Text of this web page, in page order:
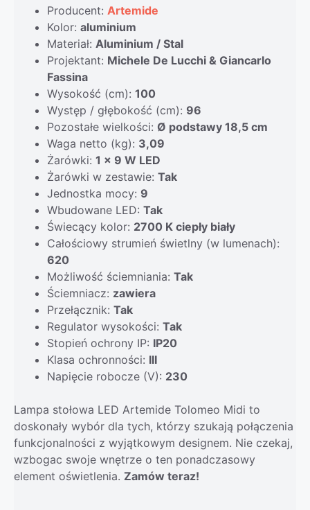
Producent: Artemide
Kolor: aluminium
Materiał: Aluminium / Stal
Projektant: Michele De Lucchi & Giancarlo
Fassina
Wysokość (cm): 100
Występ / głębokość (cm): 96
Pozostałe wielkości: Ø podstawy 18,5 cm
Waga netto (kg): 3,09
Żarówki: 1 x 9 W LED
Żarówki w zestawie: Tak
Jednostka mocy: 9
Wbudowane LED: Tak
Świecący kolor: 2700 K ciepły biały
Całościowy strumień świetlny (w lumenach):
620
Możliwość ściemniania: Tak
Ściemniacz: zawiera
Przełącznik: Tak
Regulator wysokości: Tak
Stopień ochrony IP: IP20
Klasa ochronności: III
Napięcie robocze (V): 230
Lampa stołowa LED Artemide Tolomeo Midi to
doskonały wybór dla tych, którzy szukają połączenia
funkcjonalności z wyjątkowym designem. Nie czekaj,
wzbogac swoje wnętrze o ten ponadczasowy
element oświetlenia. Zamów teraz!